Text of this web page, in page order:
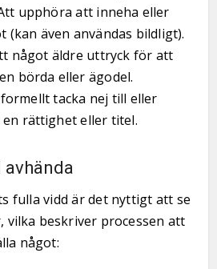
upphöra att inneha eller
(kan även användas bildligt).
något äldre uttryck för att
börda eller ägodel.
tacka nej till eller
rättighet eller titel.
fulla vidd är det nyttigt att se
vilka beskriver processen att
något: